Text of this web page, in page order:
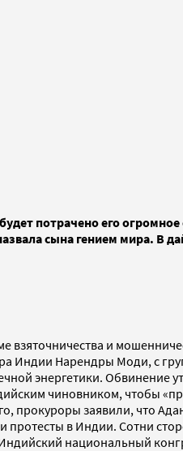
потрачено его огромное
сына гением мира. В
взяточничества и
Индии Нарендры Моди, с
энергетики. Обвинение
чиновником, чтобы
прокуроры заявили, что
протесты в Индии. Сотни
национальный